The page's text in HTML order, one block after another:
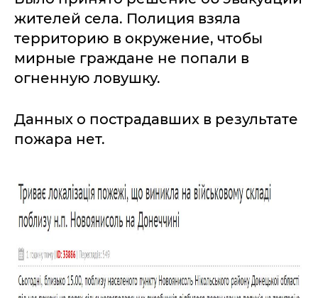
жителей села. Полиция взяла
территорию в окружение, чтобы
мирные граждане не попали в
огненную ловушку.
Данных о пострадавших в результате
пожара нет.